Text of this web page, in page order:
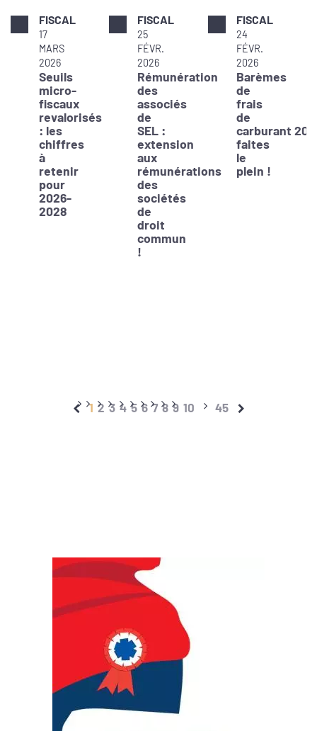
FISCAL
17
MARS
2026
Seuils
micro-
fiscaux
revalorisés
: les
chiffres
à
retenir
pour
2026-
2028
FISCAL
25
FÉVR.
2026
Rémunération
des
associés
de
SEL :
extension
aux
rémunérations
des
sociétés
de
droit
commun
!
FISCAL
24
FÉVR.
2026
Barèmes
de
frais
de
carburant
faites
le
plein !
1 2 3 4 5 6 7 8 9 10 45